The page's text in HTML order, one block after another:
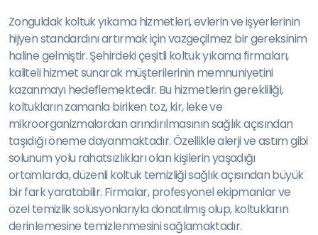
Zonguldak koltuk yıkama hizmetleri, evlerin ve işyerlerinin
hijyen standardını artırmak için vazgeçilmez bir gereksinim
haline gelmiştir. Şehirdeki çeşitli koltuk yıkama firmaları,
kaliteli hizmet sunarak müşterilerinin memnuniyetini
kazanmayı hedeflemektedir. Bu hizmetlerin gerekliliği,
koltukların zamanla biriken toz, kir, leke ve
mikroorganizmalardan arındırılmasının sağlık açısından
taşıdığı öneme dayanmaktadır. Özellikle alerji ve astım gibi
solunum yolu rahatsızlıkları olan kişilerin yaşadığı
ortamlarda, düzenli koltuk temizliği sağlık açısından büyük
bir fark yaratabilir. Firmalar, profesyonel ekipmanlar ve
özel temizlik solüsyonlarıyla donatılmış olup, koltukların
derinlemesine temizlenmesini sağlamaktadır.